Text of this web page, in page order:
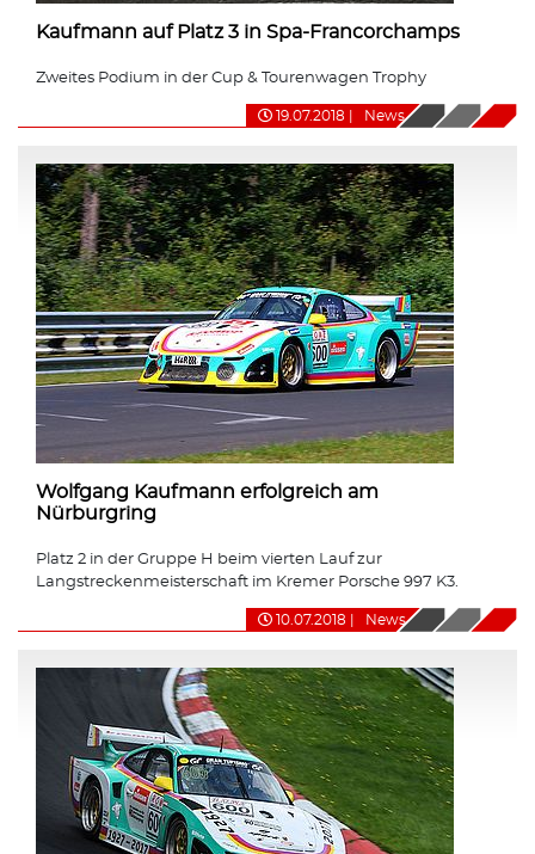
Kaufmann auf Platz 3 in Spa-Francorchamps
Zweites Podium in der Cup & Tourenwagen Trophy
19.07.2018 News
Wolfgang Kaufmann erfolgreich am
Nürburgring
Platz 2 in der Gruppe H beim vierten Lauf zur
Langstreckenmeisterschaft im Kremer Porsche 997 K3.
10.07.2018 News